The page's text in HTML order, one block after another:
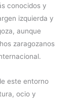
conocidos y
izquierda y
aunque
zaragozanos
este entorno
ocio y